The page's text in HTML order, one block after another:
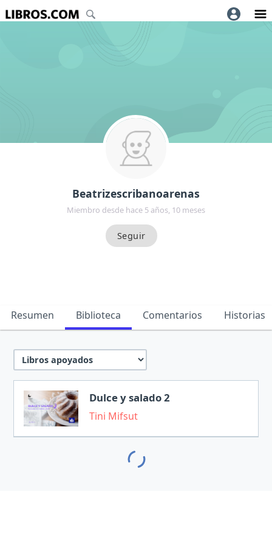
Beatrizescribanoarenas
Miembro desde hace 5 años, 10 meses
Resumen Biblioteca Comentarios Historias
Dulce y salado 2
Tini Mifsut